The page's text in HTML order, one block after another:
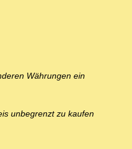
Währungen ein
unbegrenzt zu kaufen